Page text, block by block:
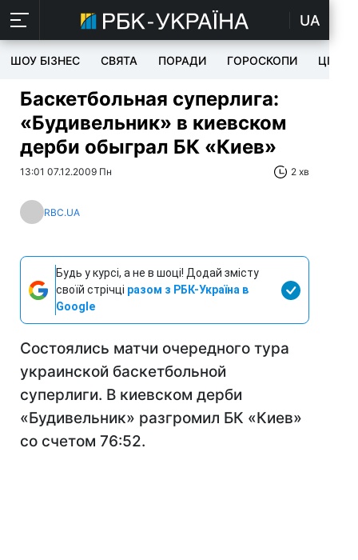
UA
ШОУ БІЗНЕС СВЯТА ПОРАДИ ГОРОСКОПИ ЦІКАВЕ
Баскетбольная суперлига:
«Будивельник» в киевском
дерби обыграл БК «Киев»
13:01 07.12.2009 Пн 2 хв
RBC.UA
Будь у курсі, а не в шоці! Додай змісту
своїй стрічці разом з РБК-Україна в
Google
Состоялись матчи очередного тура
украинской баскетбольной
суперлиги. В киевском дерби
«Будивельник» разгромил БК «Киев»
со счетом 76:52.